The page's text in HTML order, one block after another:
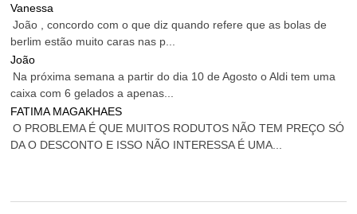
Vanessa
João , concordo com o que diz quando refere que as bolas de
berlim estão muito caras nas p...
João
Na próxima semana a partir do dia 10 de Agosto o Aldi tem uma
caixa com 6 gelados a apenas...
FATIMA MAGAKHAES
O PROBLEMA É QUE MUITOS RODUTOS NÃO TEM PREÇO SÓ
DA O DESCONTO E ISSO NÃO INTERESSA É UMA...